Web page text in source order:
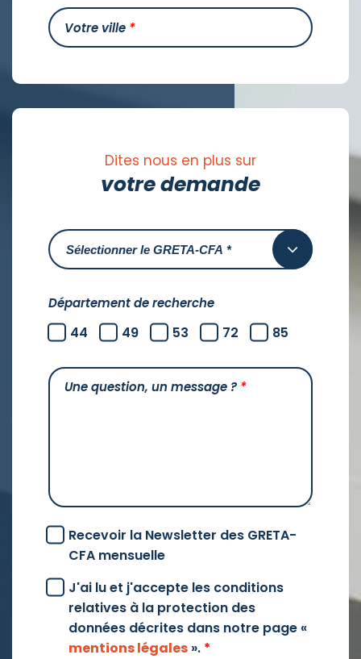
Votre ville *
Dites nous en plus sur
votre demande
Département de recherche
44 49 53 72 85
Une question, un message ? *
Recevoir la Newsletter des GRETA-
CFA mensuelle
J'ai lu et j'accepte les conditions
relatives à la protection des
données décrites dans notre page «
mentions légales ». *